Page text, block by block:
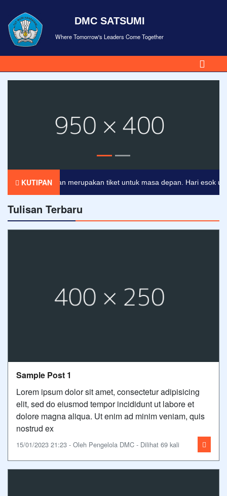
DMC SATSUMI
Where Tomorrow's Leaders Come Together
KUTIPAN
Pendidikan merupakan tiket untuk masa depan. Hari esok
Tulisan Terbaru
Sample Post 1
Lorem ipsum dolor sit amet, consectetur adipisicing
elit, sed do eiusmod tempor incididunt ut labore et
dolore magna aliqua. Ut enim ad minim veniam, quis
nostrud ex
15/01/2023 21:23 - Oleh Pengelola DMC - Dilihat 69 kali